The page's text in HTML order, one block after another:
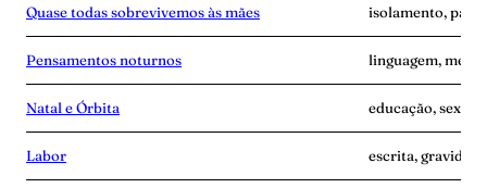
Quase todas sobrevivemos às mães isolamento,
Pensamentos noturnos linguagem,
Natal e Órbita educação, sexo,
Labor escrita, gravidez,